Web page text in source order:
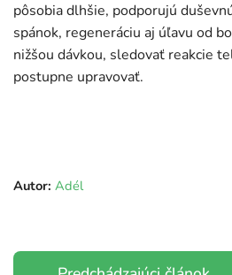
pôsobia dlhšie, podporujú
spánok, regeneráciu aj úľavu od
nižšou dávkou, sledovať reakcie
postupne upravovať.
Autor: Adél